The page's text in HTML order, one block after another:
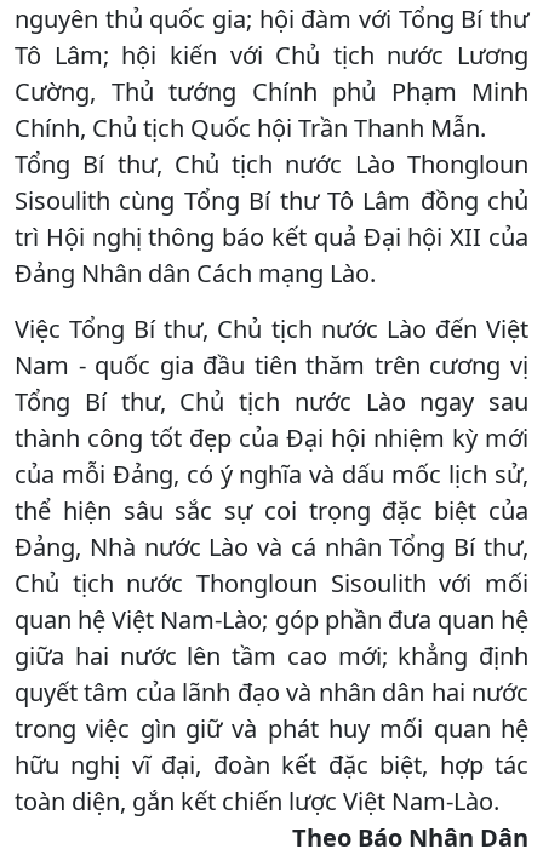
nguyên thủ quốc gia; hội đàm với Tổng Bí thư
Tô Lâm; hội kiến với Chủ tịch nước Lương
Cường, Thủ tướng Chính phủ Phạm Minh
Chính, Chủ tịch Quốc hội Trần Thanh Mẫn.
Tổng Bí thư, Chủ tịch nước Lào Thongloun
Sisoulith cùng Tổng Bí thư Tô Lâm đồng chủ
trì Hội nghị thông báo kết quả Đại hội XII của
Đảng Nhân dân Cách mạng Lào.
Việc Tổng Bí thư, Chủ tịch nước Lào đến Việt
Nam - quốc gia đầu tiên thăm trên cương vị
Tổng Bí thư, Chủ tịch nước Lào ngay sau
thành công tốt đẹp của Đại hội nhiệm kỳ mới
của mỗi Đảng, có ý nghĩa và dấu mốc lịch sử,
thể hiện sâu sắc sự coi trọng đặc biệt của
Đảng, Nhà nước Lào và cá nhân Tổng Bí thư,
Chủ tịch nước Thongloun Sisoulith với mối
quan hệ Việt Nam-Lào; góp phần đưa quan hệ
giữa hai nước lên tầm cao mới; khẳng định
quyết tâm của lãnh đạo và nhân dân hai nước
trong việc gìn giữ và phát huy mối quan hệ
hữu nghị vĩ đại, đoàn kết đặc biệt, hợp tác
toàn diện, gắn kết chiến lược Việt Nam-Lào.
Theo Báo Nhân Dân